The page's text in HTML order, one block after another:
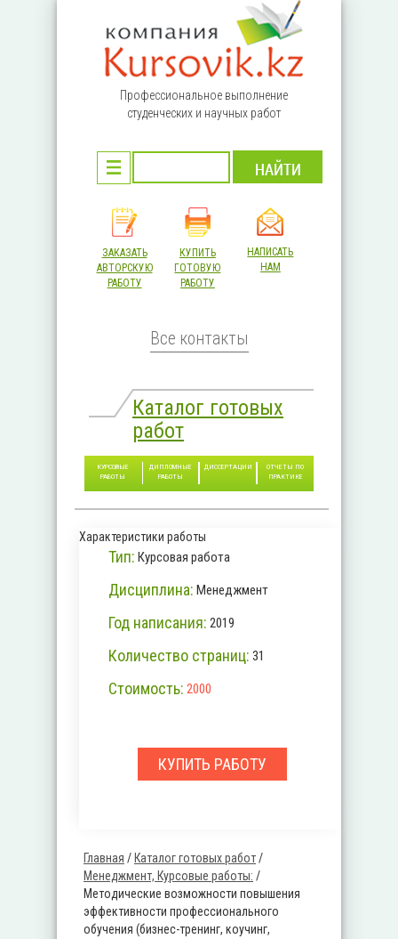
Профессиональное выполнение
студенческих и научных работ
ЗАКАЗАТЬ
АВТОРСКУЮ
РАБОТУ
КУПИТЬ
ГОТОВУЮ
РАБОТУ
НАПИСАТЬ
НАМ
Все контакты
Каталог готовых
работ
КУРСОВЫЕ
РАБОТЫ
ДИПЛОМНЫЕ
РАБОТЫ
ДИССЕРТАЦИИ
ОТЧЕТЫ ПО
ПРАКТИКЕ
Вы здесь
Главная / Каталог готовых работ/
Менеджмент, Курсовые работы: /
Методические возможности повышения
эффективности профессионального
обучения (бизнес-тренинг, коучинг,
Характеристики работы
Тип: Курсовая работа
Дисциплина: Менеджмент
Год написания: 2019
Количество страниц: 31
Стоимость: 2000
КУПИТЬ РАБОТУ